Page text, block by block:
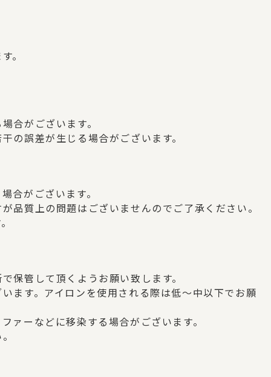
。
合がございます。
誤差が生じる場合がございます。
合がございます。
質上の問題はございませんのでご了承ください。
管して頂くようお願い致します。
ます。アイロンを使用される際は低～中以下でお願
ーなどに移染する場合がございます。